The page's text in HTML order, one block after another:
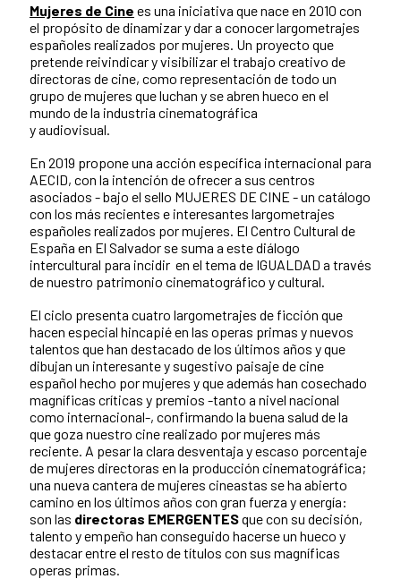
Mujeres de Cine es una iniciativa que nace en 2010 con
el propósito de dinamizar y dar a conocer largometrajes
españoles realizados por mujeres. Un proyecto que
pretende reivindicar y visibilizar el trabajo creativo de
directoras de cine, como representación de todo un
grupo de mujeres que luchan y se abren hueco en el
mundo de la industria cinematográfica
y audiovisual.
En 2019 propone una acción específica internacional para
AECID, con la intención de ofrecer a sus centros
asociados - bajo el sello MUJERES DE CINE - un catálogo
con los más recientes e interesantes largometrajes
españoles realizados por mujeres. El Centro Cultural de
España en El Salvador se suma a este diálogo
intercultural para incidir en el tema de IGUALDAD a través
de nuestro patrimonio cinematográfico y cultural.
El ciclo presenta cuatro largometrajes de ficción que
hacen especial hincapié en las operas primas y nuevos
talentos que han destacado de los últimos años y que
dibujan un interesante y sugestivo paisaje de cine
español hecho por mujeres y que además han cosechado
magníficas críticas y premios -tanto a nivel nacional
como internacional-, confirmando la buena salud de la
que goza nuestro cine realizado por mujeres más
reciente. A pesar la clara desventaja y escaso porcentaje
de mujeres directoras en la producción cinematográfica;
una nueva cantera de mujeres cineastas se ha abierto
camino en los últimos años con gran fuerza y energía:
son las directoras EMERGENTESque con su decisión,
talento y empeño han conseguido hacerse un hueco y
destacar entre el resto de títulos con sus magníficas
operas primas.